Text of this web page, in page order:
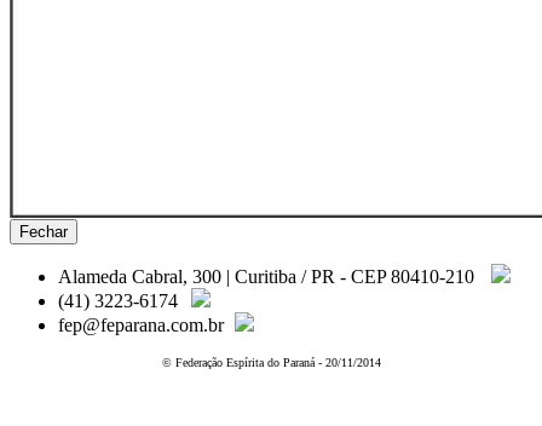
Fechar
Alameda Cabral, 300 | Curitiba / PR - CEP 80410-210
(41) 3223-6174
fep@feparana.com.br
© Federação Espírita do Paraná - 20/11/2014